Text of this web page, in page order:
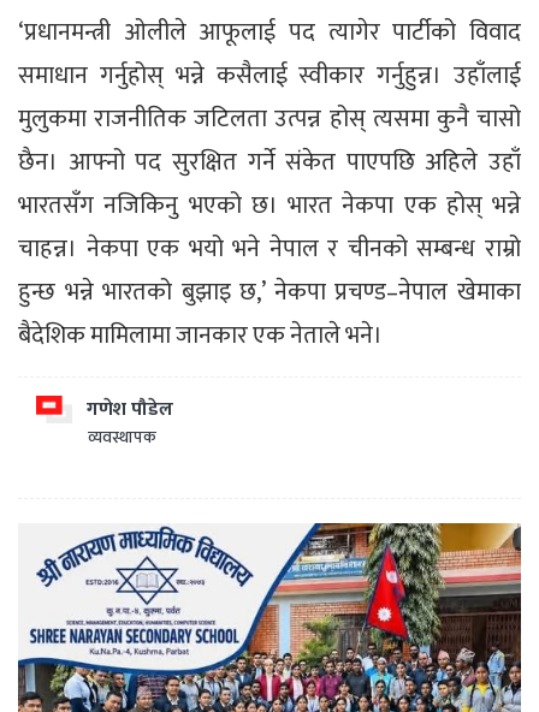
‘प्रधानमन्त्री ओलीले आफूलाई पद त्यागेर पार्टीको विवाद
समाधान गर्नुहोस् भन्ने कसैलाई स्वीकार गर्नुहुन्न। उहाँलाई
मुलुकमा राजनीतिक जटिलता उत्पन्न होस् त्यसमा कुनै चासो
छैन। आफ्नो पद सुरक्षित गर्ने संकेत पाएपछि अहिले उहाँ
भारतसँग नजिकिनु भएको छ। भारत नेकपा एक होस् भन्ने
चाहन्न। नेकपा एक भयो भने नेपाल र चीनको सम्बन्ध राम्रो
हुन्छ भन्ने भारतको बुझाइ छ,’ नेकपा प्रचण्ड–नेपाल खेमाका
बैदेशिक मामिलामा जानकार एक नेताले भने।
गणेश पौडेल
व्यवस्थापक